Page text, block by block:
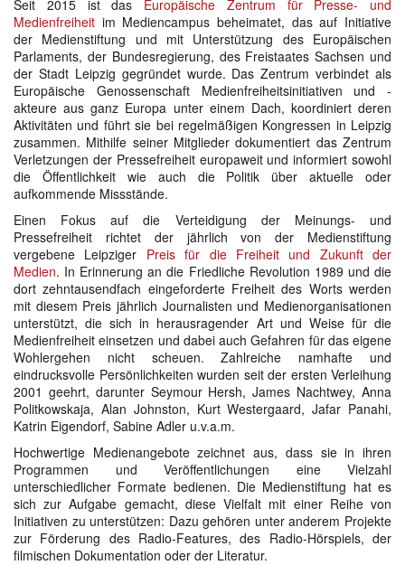
Seit 2015 ist das Europäische Zentrum für Presse- und
Medienfreiheit im Mediencampus beheimatet, das auf Initiative
der Medienstiftung und mit Unterstützung des Europäischen
Parlaments, der Bundesregierung, des Freistaates Sachsen und
der Stadt Leipzig gegründet wurde. Das Zentrum verbindet als
Europäische Genossenschaft Medienfreiheitsinitiativen und -
akteure aus ganz Europa unter einem Dach, koordiniert deren
Aktivitäten und führt sie bei regelmäßigen Kongressen in Leipzig
zusammen. Mithilfe seiner Mitglieder dokumentiert das Zentrum
Verletzungen der Pressefreiheit europaweit und informiert sowohl
die Öffentlichkeit wie auch die Politik über aktuelle oder
aufkommende Missstände.
Einen Fokus auf die Verteidigung der Meinungs- und
Pressefreiheit richtet der jährlich von der Medienstiftung
vergebene Leipziger Preis für die Freiheit und Zukunft der
Medien. In Erinnerung an die Friedliche Revolution 1989 und die
dort zehntausendfach eingeforderte Freiheit des Worts werden
mit diesem Preis jährlich Journalisten und Medienorganisationen
unterstützt, die sich in herausragender Art und Weise für die
Medienfreiheit einsetzen und dabei auch Gefahren für das eigene
Wohlergehen nicht scheuen. Zahlreiche namhafte und
eindrucksvolle Persönlichkeiten wurden seit der ersten Verleihung
2001 geehrt, darunter Seymour Hersh, James Nachtwey, Anna
Politkowskaja, Alan Johnston, Kurt Westergaard, Jafar Panahi,
Katrin Eigendorf, Sabine Adler u.v.a.m.
Hochwertige Medienangebote zeichnet aus, dass sie in ihren
Programmen und Veröffentlichungen eine Vielzahl
unterschiedlicher Formate bedienen. Die Medienstiftung hat es
sich zur Aufgabe gemacht, diese Vielfalt mit einer Reihe von
Initiativen zu unterstützen: Dazu gehören unter anderem Projekte
zur Förderung des Radio-Features, des Radio-Hörspiels, der
filmischen Dokumentation oder der Literatur.